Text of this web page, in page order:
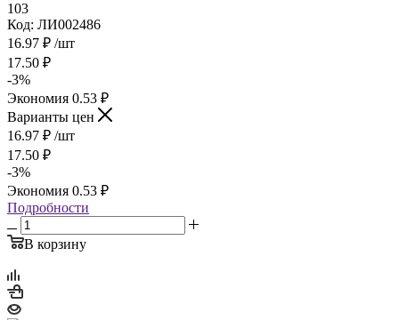
103
Код: ЛИ002486
16.97 ₽ /шт
17.50 ₽
-3%
Экономия 0.53 ₽
Варианты цен
16.97 ₽ /шт
17.50 ₽
-3%
Экономия 0.53 ₽
Подробности
В корзину